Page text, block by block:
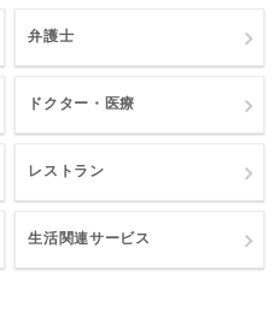
弁護士
ドクター・医療
レストラン
生活関連サービス